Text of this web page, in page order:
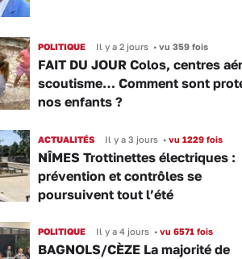
POLITIQUE Il y a 2 jours •vu 359 fois
FAIT DU JOUR Colos, centres
scoutisme… Comment sont
nos enfants ?
ACTUALITÉS Il y a 3 jours •vu 1229 fois
NÎMES Trottinettes électriques :
prévention et contrôles se
poursuivent tout l’été
POLITIQUE Il y a 4 jours •vu 6571 fois
BAGNOLS/CÈZE La majorité de